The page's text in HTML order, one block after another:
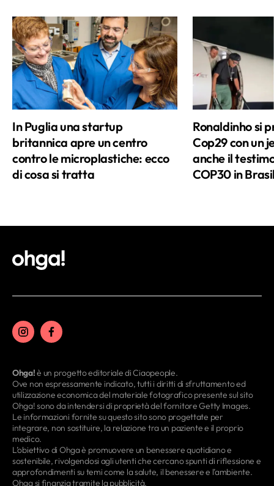
star dietro alla curiosità galoppante che
mi porta a spulciare tra le pagine di
scienza e a curiosare tra le novità al
cinema, a scartabellare dati e a leggere
pigne di libri. È un lavoro difficile ma
divertente e soprattutto lungo. Perché si
sa, in ognuno di noi c’è sempre una
nuova frontiera da scoprire.
In Puglia una startup
britannica apre un centro
contro le microplastiche: ecco
di cosa si tratta
Ronaldinho si
Cop29 con un
anche il
COP30 in
Ohga!è un progetto editoriale di Ciaopeople.
Ove non espressamente indicato, tutti i diritti di sfruttamento ed
utilizzazione economica del materiale fotografico presente sul sito
Ohga! sono da intendersi di proprietà del fornitore Getty Images.
Le informazioni fornite su questo sito sono progettate per
integrare, non sostituire, la relazione tra un paziente e il proprio
medico.
L’obiettivo di Ohga è promuovere un benessere quotidiano e
sostenibile, rivolgendosi agli utenti che cercano spunti di riflessione e
approfondimenti su temi come la salute, il benessere e l’ambiente.
Ohga si finanzia tramite la pubblicità.